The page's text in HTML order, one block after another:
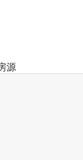
源